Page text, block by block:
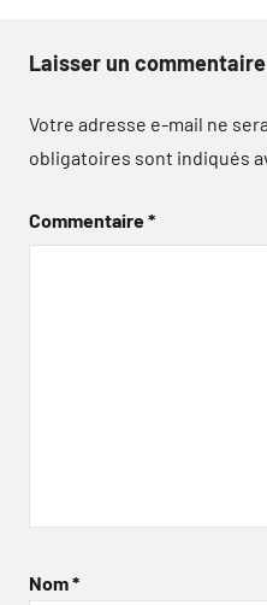
Laisser un commentaire
Votre adresse e-mail ne
obligatoires sont indiqués
Commentaire*
Nom*